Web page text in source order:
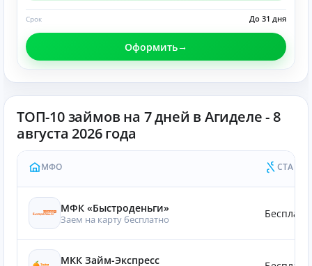
До 31 дня
Срок
Оформить
ТОП-10 займов на 7 дней в Агиделе - 8
августа 2026 года
МФО СТАВКА
МФК «Быстроденьги»
Заем на карту бесплатно
МКК Займ-Экспресс